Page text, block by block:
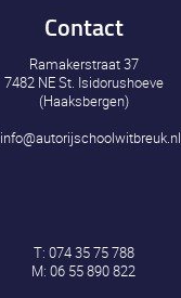
Contact
Ramakerstraat 37
7482 NE St. Isidorushoeve
(Haaksbergen)
info@autorijschoolwitbreuk.nl
T: 074 35 75 788
M: 06 55 890 822